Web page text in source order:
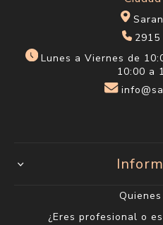
Lunes a Viernes de
10:00 a
¿Eres profesional o